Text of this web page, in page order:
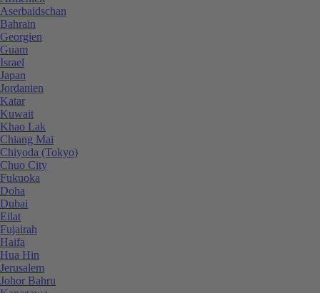
Aserbaidschan
Bahrain
Georgien
Guam
Israel
Japan
Jordanien
Katar
Kuwait
Khao Lak
Chiang Mai
Chiyoda (Tokyo)
Chuo City
Fukuoka
Doha
Dubai
Eilat
Fujairah
Haifa
Hua Hin
Jerusalem
Johor Bahru